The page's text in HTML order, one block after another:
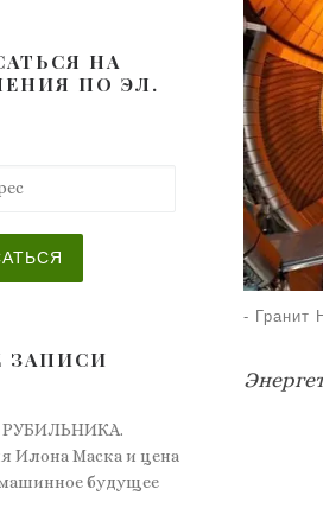
- Гранит
НА
ПО ЭЛ.
ЗАПИСИ
РУБИЛЬНИКА.
Илона Маска и цена
машинное будущее